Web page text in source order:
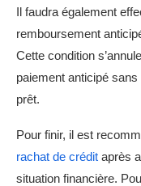
Il faudra également
remboursement
Cette condition
paiement anticipé
prêt.
Pour finir, il est
rachat de crédit après
situation financière.